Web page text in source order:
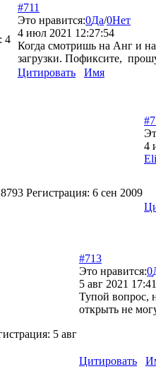
4
#711
Это нравится:0Да/0Нет
4 июл 2021 12:27:54
Когда смотришь на Анг и
загрузки. Пофиксите,
Цитировать
Имя
8793 Регистрация: 6 сен 2009
4
5 авг
#713
Это нравится:0
5 авг 2021
Тупой вопрос,
открыть не
Цитировать